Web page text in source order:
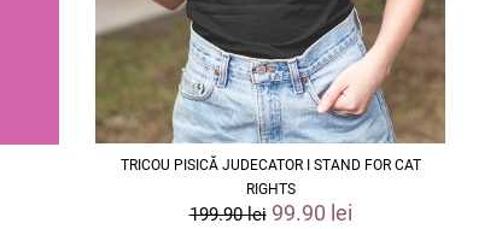
TRICOU PISICĂ JUDECATOR I STAND FOR CAT
RIGHTS
199.90lei 99.90 lei